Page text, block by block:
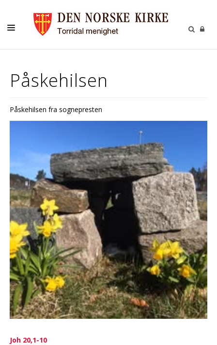
BARN
KONTAKT
KALENDER
GIVERTJENESTE
Påskehilsen
Påskehilsen fra sognepresten
Joh 20,1-10